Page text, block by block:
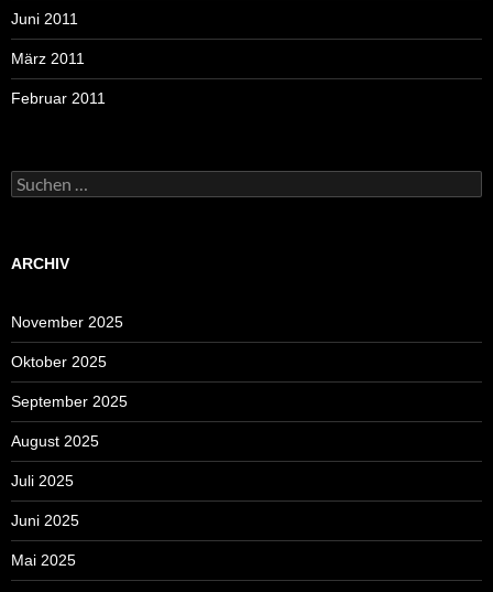
Juni 2011
März 2011
Februar 2011
Suchen
nach:
ARCHIV
November 2025
Oktober 2025
September 2025
August 2025
Juli 2025
Juni 2025
Mai 2025